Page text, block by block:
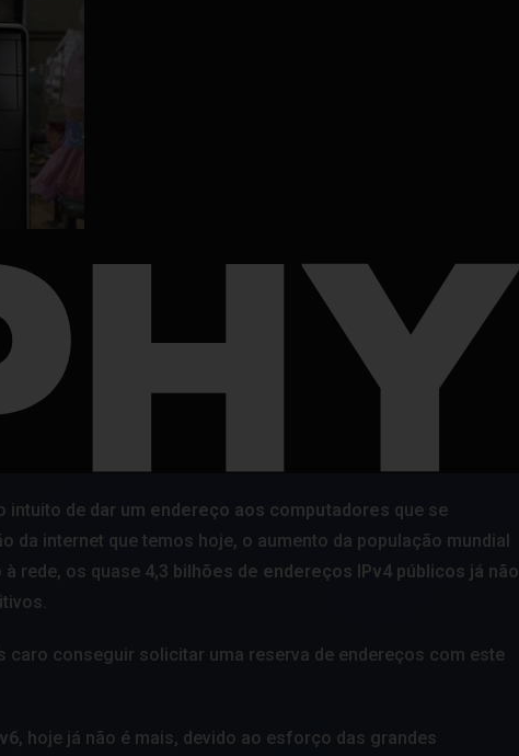
intuito de dar um endereço aos computadores que se
da internet que temos hoje, o aumento da população mundial
rede, os quase 4,3 bilhões de endereços IPv4 públicos já não
caro conseguir solicitar uma reserva de endereços com este
, hoje já não é mais, devido ao esforço das grandes